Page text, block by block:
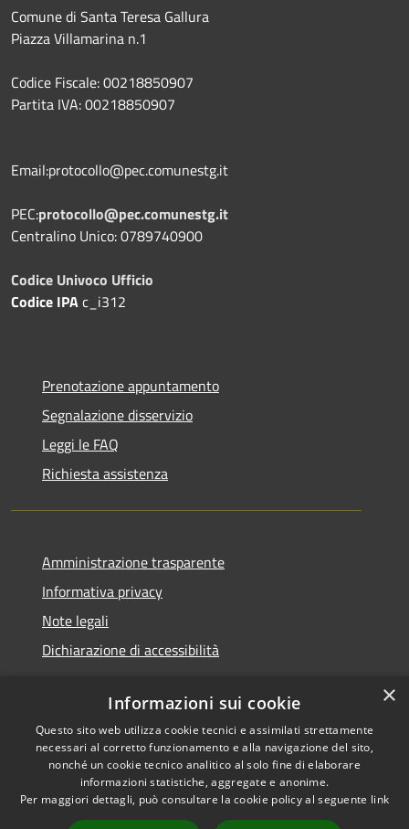
Comune di Santa Teresa Gallura
Piazza Villamarina n.1
Codice Fiscale: 00218850907
Partita IVA: 00218850907
Email:protocollo@pec.comunestg.it
PEC:protocollo@pec.comunestg.it
Centralino Unico: 0789740900
Codice Univoco Ufficio
Codice IPAc_i312
Prenotazione appuntamento
Segnalazione disservizio
Leggi le FAQ
Richiesta assistenza
Amministrazione trasparente
Informativa privacy
Note legali
Dichiarazione di accessibilità
RSS
Accessibilità
Cookie
Copyright © 2026 • Comune di
Santa Teresa Gallura •
Powered byMunicipium
Accesso redazione
×
Informazioni sui cookie
Questo sito web utilizza cookie tecnici e assimilati strettamente
necessari al corretto funzionamento e alla navigazione del sito,
nonché un cookie tecnico analitico al solo fine di elaborare
informazioni statistiche, aggregate e anonime.
Per maggiori dettagli, può consultare la cookie policy al seguente link